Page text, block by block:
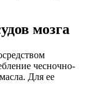
мозга
чесночно-
Для ее